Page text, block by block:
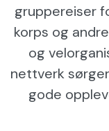
gruppereiser
korps og
og
nettverk
gode